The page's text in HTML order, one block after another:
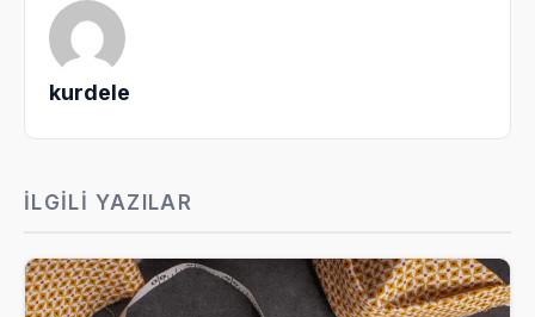
kurdele
İLGILI YAZILAR